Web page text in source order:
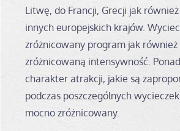
Litwę, do Francji, Grecji jak
innych europejskich krajów.
zróżnicowany program jak
zróżnicowaną intensywność.
charakter atrakcji, jakie są
podczas poszczególnych
mocno zróżnicowany.